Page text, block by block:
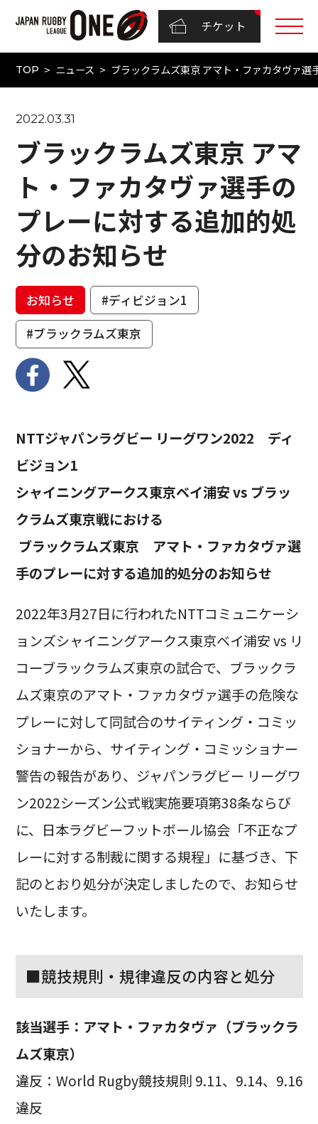
チケット
TOP ニュース ブラックラムズ東京 アマト・ファカタヴァ
2022.03.31
ブラックラムズ東京 アマ
ト・ファカタヴァ選手の
プレーに対する追加的処
分のお知らせ
お知らせ
#ディビジョン1
#ブラックラムズ東京
NTTジャパンラグビー リーグワン2022 ディ
ビジョン1
シャイニングアークス東京ベイ浦安 vs ブラッ
クラムズ東京戦における
ブラックラムズ東京 アマト・ファカタヴァ選
手のプレーに対する追加的処分のお知らせ
2022年3月27日に行われたNTTコミュニケーシ
ョンズシャイニングアークス東京ベイ浦安 vs リ
コーブラックラムズ東京の試合で、ブラックラ
ムズ東京のアマト・ファカタヴァ選手の危険な
プレーに対して同試合のサイティング・コミッ
ショナーから、サイティング・コミッショナー
警告の報告があり、ジャパンラグビー リーグワ
ン2022シーズン公式戦実施要項第38条ならび
に、日本ラグビーフットボール協会「不正なプ
レーに対する制裁に関する規程」に基づき、下
記のとおり処分が決定しましたので、お知らせ
いたします。
■競技規則・規律違反の内容と処分
該当選手： アマト・ファカタヴァ（ブラックラ
ムズ東京）
違反：World Rugby競技規則 9.11、9.14、9.16
違反